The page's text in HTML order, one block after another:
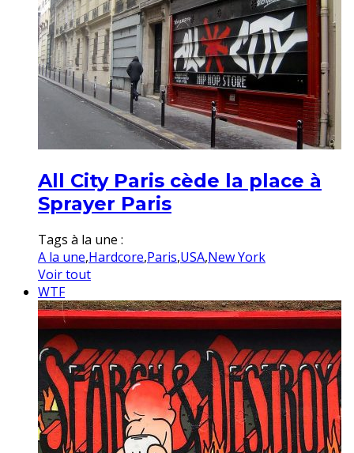
All City Paris cède la place à
Sprayer Paris
Tags à la une :
A la une,Hardcore,Paris,USA,New York
Voir tout
WTF